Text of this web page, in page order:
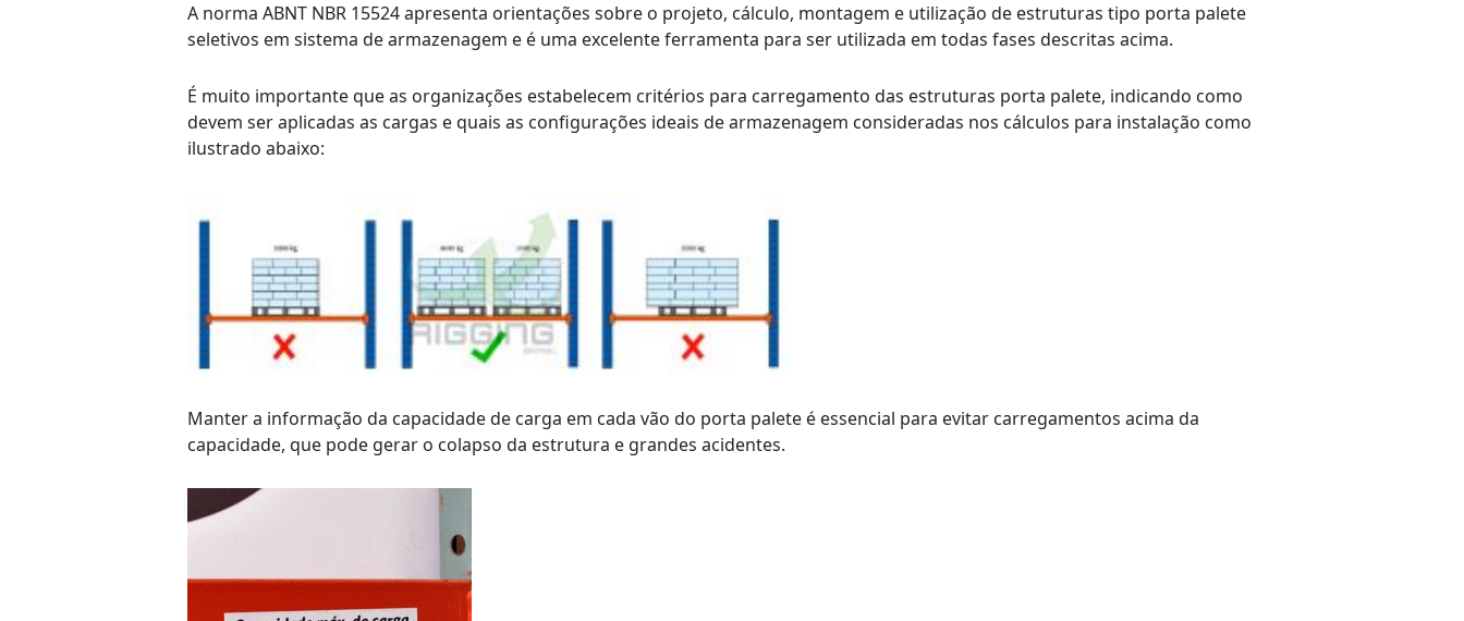
A norma ABNT NBR 15524 apresenta orientações sobre o projeto, cálculo, montagem e utilização de estruturas tipo porta palete
seletivos em sistema de armazenagem e é uma excelente ferramenta para ser utilizada em todas fases descritas acima.
É muito importante que as organizações estabelecem critérios para carregamento das estruturas porta palete, indicando como
devem ser aplicadas as cargas e quais as configurações ideais de armazenagem consideradas nos cálculos para instalação como
ilustrado abaixo:
Manter a informação da capacidade de carga em cada vão do porta palete é essencial para evitar carregamentos acima da
capacidade, que pode gerar o colapso da estrutura e grandes acidentes.